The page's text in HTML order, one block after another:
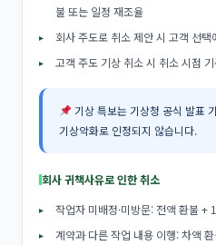
불 또는 일정 재조율
회사 주도로 취소 제안 시 고객 선
고객 주도 기상 취소 시 취소 시점
기상 특보는 기상청 공식 발표
기상악화로 인정되지 않습니다.
회사 귀책사유로 인한 취소
작업자 미배정·미방문: 전액 환불 +
계약과 다른 작업 내용 이행: 차액